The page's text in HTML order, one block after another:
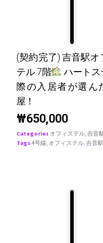
(契約完了) 吉音駅オ
テル 7階
ハートス
際の入居者が選ん
屋！
₩650,000
Categories オフィステル,吉音
Tags4号線, オフィステル,吉音駅